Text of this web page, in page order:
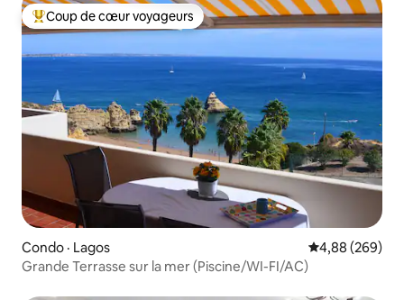
Coup de cœur voyageurs parmi les plus aimés
Coup de cœur voyageurs
Condo · Lagos Note
4,88 (269)
Grande Terrasse sur la mer (Piscine/WI-FI/AC)